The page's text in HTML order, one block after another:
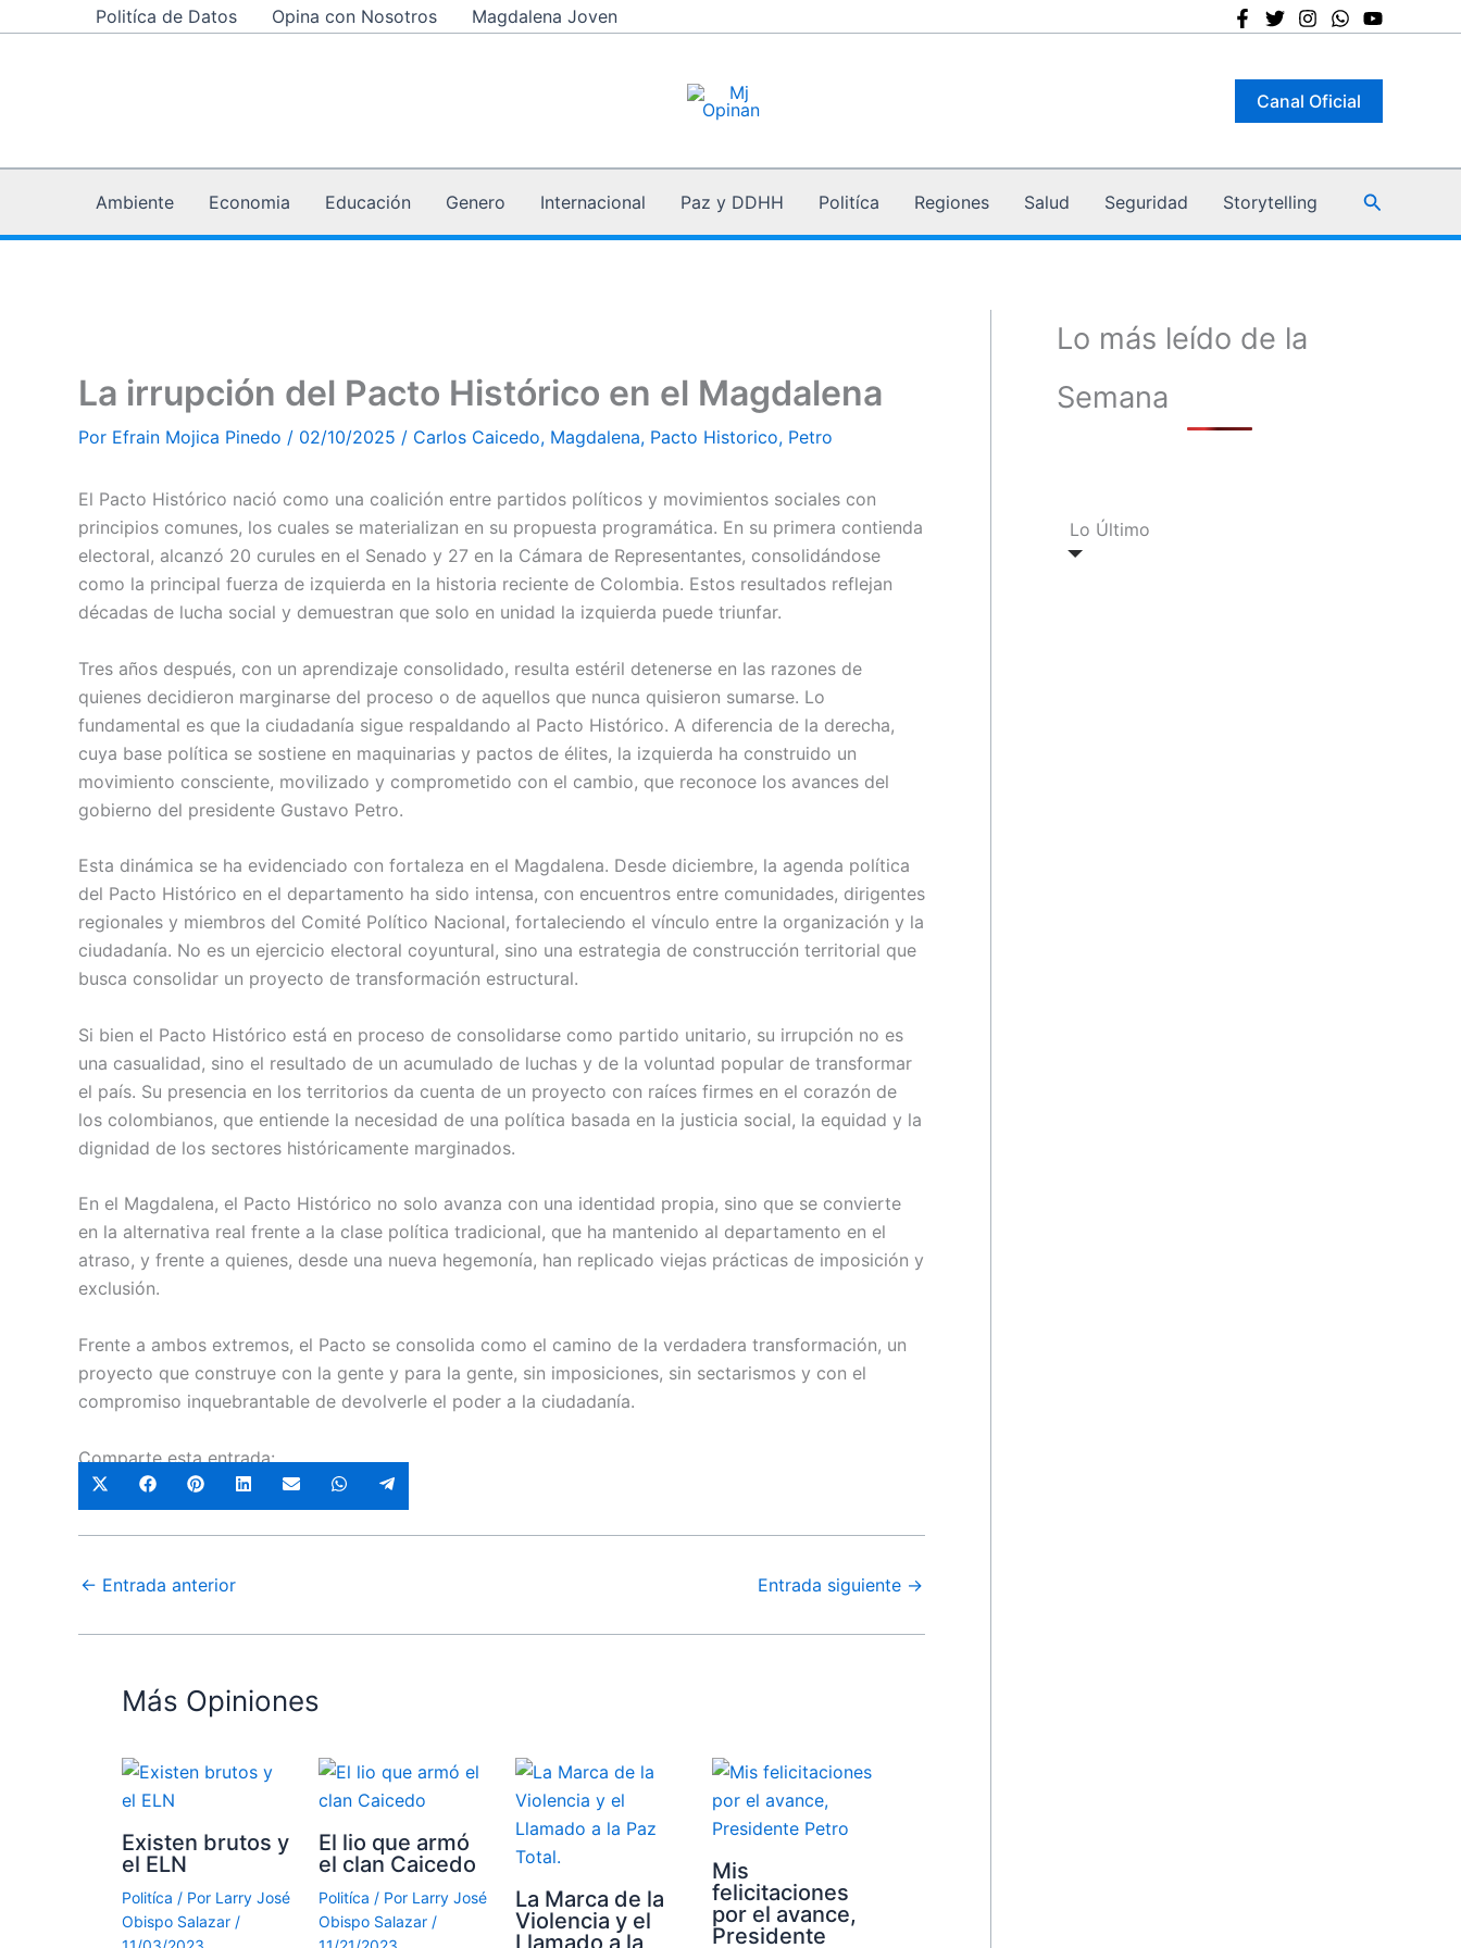
Politíca de Datos Opina con Nosotros Magdalena Joven
Canal Oficial
Ambiente Economia Educación Genero Internacional Paz y DDHH Politíca Regiones Salud Seguridad Storytelling Buscar
La irrupción del Pacto Histórico en el Magdalena
Por Efrain Mojica Pinedo / 02/10/2025 / Carlos Caicedo, Magdalena, Pacto Historico, Petro
El Pacto Histórico nació como una coalición entre partidos políticos y movimientos sociales con
principios comunes, los cuales se materializan en su propuesta programática. En su primera contienda
electoral, alcanzó 20 curules en el Senado y 27 en la Cámara de Representantes, consolidándose
como la principal fuerza de izquierda en la historia reciente de Colombia. Estos resultados reflejan
décadas de lucha social y demuestran que solo en unidad la izquierda puede triunfar.
Tres años después, con un aprendizaje consolidado, resulta estéril detenerse en las razones de
quienes decidieron marginarse del proceso o de aquellos que nunca quisieron sumarse. Lo
fundamental es que la ciudadanía sigue respaldando al Pacto Histórico. A diferencia de la derecha,
cuya base política se sostiene en maquinarias y pactos de élites, la izquierda ha construido un
movimiento consciente, movilizado y comprometido con el cambio, que reconoce los avances del
gobierno del presidente Gustavo Petro.
Esta dinámica se ha evidenciado con fortaleza en el Magdalena. Desde diciembre, la agenda política
del Pacto Histórico en el departamento ha sido intensa, con encuentros entre comunidades, dirigentes
regionales y miembros del Comité Político Nacional, fortaleciendo el vínculo entre la organización y la
ciudadanía. No es un ejercicio electoral coyuntural, sino una estrategia de construcción territorial que
busca consolidar un proyecto de transformación estructural.
Si bien el Pacto Histórico está en proceso de consolidarse como partido unitario, su irrupción no es
una casualidad, sino el resultado de un acumulado de luchas y de la voluntad popular de transformar
el país. Su presencia en los territorios da cuenta de un proyecto con raíces firmes en el corazón de
los colombianos, que entiende la necesidad de una política basada en la justicia social, la equidad y la
dignidad de los sectores históricamente marginados.
En el Magdalena, el Pacto Histórico no solo avanza con una identidad propia, sino que se convierte
en la alternativa real frente a la clase política tradicional, que ha mantenido al departamento en el
atraso, y frente a quienes, desde una nueva hegemonía, han replicado viejas prácticas de imposición y
exclusión.
Frente a ambos extremos, el Pacto se consolida como el camino de la verdadera transformación, un
proyecto que construye con la gente y para la gente, sin imposiciones, sin sectarismos y con el
compromiso inquebrantable de devolverle el poder a la ciudadanía.
Comparte esta entrada:
Compartir
en
Compartir
en
Compartir
en
Compartir
en
Compartir
en
Compartir
en
Compartir
en
← Entrada anterior Entrada siguiente →
Más Opiniones
Existen brutos y
el ELN
Politíca / Por Larry José
Obispo Salazar /
El lio que armó
el clan Caicedo
Politíca / Por Larry José
Obispo Salazar /
La Marca de la
Violencia y el
Llamado a la
Mis
felicitaciones
por el avance,
Presidente
Lo más leído de la
Semana
Lo Último